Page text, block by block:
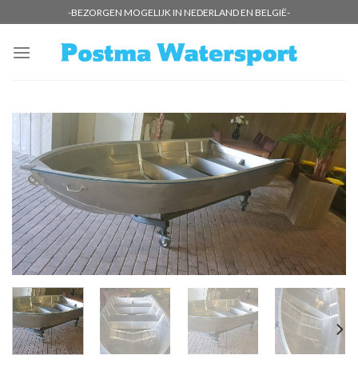
to
content
-BEZORGEN MOGELIJK IN NEDERLAND EN BELGIË-